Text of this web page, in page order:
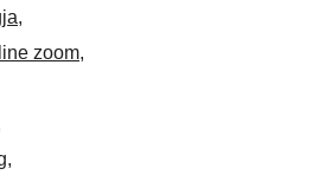
,
zoom,
,